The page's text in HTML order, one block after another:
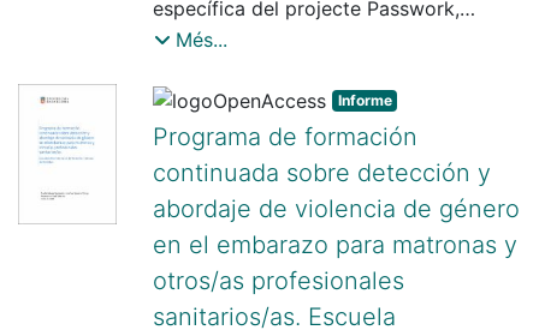
joves de la mateixa comunitat i de
grups de discussió, conforma el recull
de dades que fonamenten i donen lloc a
l’Informe de Comunitat Ciutat Vella
(Barcelona).
Investigación en Educación Intercultural
Núria;Grup de Pedagogia Social per a
la Cohesió i la Inclusió Social (GPS)
específica del projecte Passwork,
especialment pel que fa a la
que fa a les competències transversals
desenvolupades en el Projecte.
Més...
Informe
Programa de formación
continuada sobre detección y
abordaje de violencia de género
en el embarazo para matronas y
otros/as profesionales
sanitarios/as. Escuela